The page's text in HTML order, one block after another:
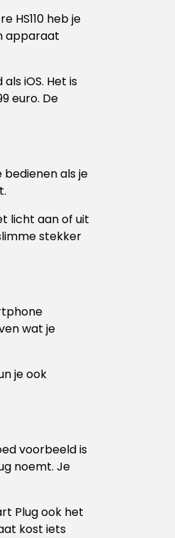
HS110 heb je
apparaat
iOS. Het is
euro. De
bedienen als je
licht aan of uit
stekker
wat je
je ook
voorbeeld is
noemt. Je
Plug ook het
kost iets